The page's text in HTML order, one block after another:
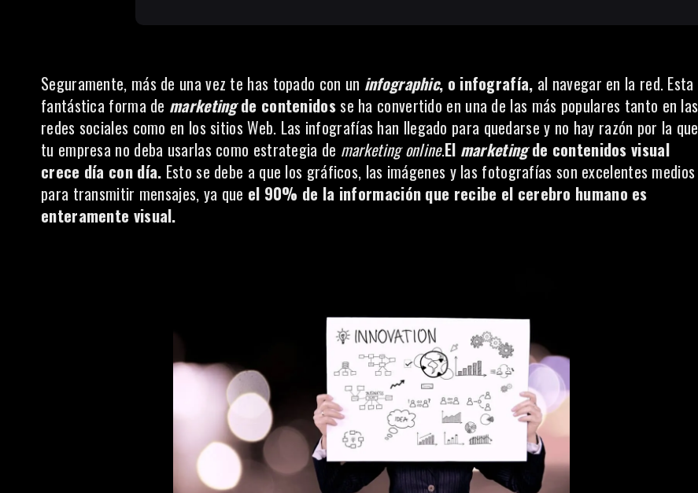
Seguramente, más de una vez te has topado con un infographic, o infografía, al navegar en la red. Esta
fantástica forma de marketingde contenidosse ha convertido en una de las más populares tanto en las
redes sociales como en los sitios Web. Las infografías han llegado para quedarse y no hay razón por la que
tu empresa no deba usarlas como estrategia de marketing online.El marketingde contenidos visual
crece día con día. Esto se debe a que los gráficos, las imágenes y las fotografías son excelentes medios
para transmitir mensajes, ya que el 90% de la información que recibe el cerebro humano es
enteramente visual.